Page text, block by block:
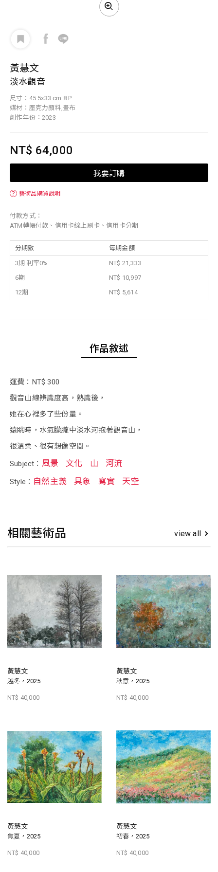
黃慧文
淡水觀音
尺寸：45.5x33 cm 8 P
媒材：壓克力顏料,畫布
創作年份：2023
NT$ 64,000
我要訂購
？ 藝術品購買說明
付款方式：
ATM轉帳付款、信用卡線上刷卡、信用卡分期
分期數 每期金額
3期 利率0%
NT$ 21,333
6期
NT$ 10,997
12期
NT$ 5,614
作品敘述
運費：NT$ 300
觀音山線辨識度高，熟識後，
她在心裡多了些份量。
遠眺時，水氣朦朧中淡水河抱著觀音山，
很溫柔、很有想像空間。
Subject： 風景 文化 山 河流
Style： 自然主義 具象 寫實 天空
相關藝術品 view all
黃慧文
越冬，2025
NT$ 40,000
黃慧文
秋意，2025
NT$ 40,000
黃慧文
焦夏，2025
NT$ 40,000
黃慧文
初春，2025
NT$ 40,000